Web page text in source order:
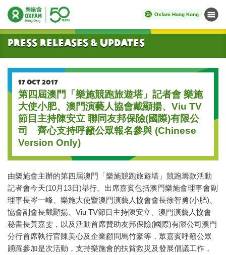
Oxfam Hong Kong Menu
Start main content
Press Releases & Updates
17 OCT 2017
第四屆澳門「樂施競跑旅遊塔」記者會 樂施
大使小肥、澳門演藝人協會戴顯揚、Viu TV
節目主持陳安立 聯同友邦保險(國際)有限公
司 齊心支持呼籲公眾報名參與 (Chinese
Version Only)
由樂施會主辦的第四屆澳門「樂施競跑旅遊塔」競跑籌款活動
記者會今天(10月13日)舉行。出席嘉賓包括澳門樂施會理事會副
理事長岑一峰、樂施大使暨澳門演藝人協會會長徐智勇(小肥)、
協會副會長戴顯揚、Viu TV節目主持陳安立、澳門演藝人協會
秘書長黃嘉雯，以及活動首席贊助友邦保險(國際)有限公司澳門
分行首席執行官陳美心及企業顧問馬竹豪等，眾嘉賓呼籲公眾
踴躍參加是次活動，支持樂施會的扶貧救災及發展倡議工作，